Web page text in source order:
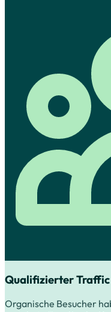
Qualifizierter Traffic
Organische Besucher